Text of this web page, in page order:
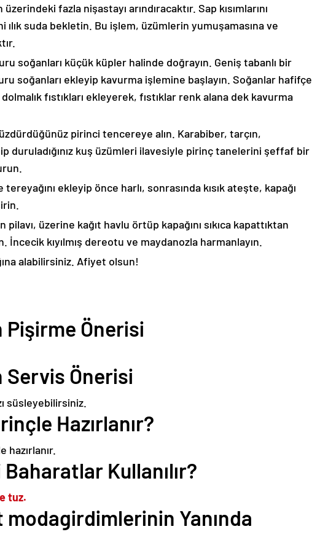
fazla nişastayı arındıracaktır. Sap kısımlarını
ılık suda bekletin. Bu işlem, üzümlerin yumuşamasına ve
soğanları küçük küpler halinde doğrayın. Geniş tabanlı bir
soğanları ekleyip kavurma işlemine başlayın. Soğanlar hafifçe
fıstıkları ekleyerek, fıstıklar renk alana dek kavurma
pirinci tencereye alın. Karabiber, tarçın,
duruladığınız kuş üzümleri ilavesiyle pirinç tanelerini şeffaf bir
ekleyip önce harlı, sonrasında kısık ateşte, kapağı
üzerine kağıt havlu örtüp kapağını sıkıca kapattıktan
İncecik kıyılmış dereotu ve maydanozla harmanlayın.
alabilirsiniz. Afiyet olsun!
Önerisi
Önerisi
süsleyebilirsiniz.
Hazırlanır?
hazırlanır.
Kullanılır?
tuz.
modagirdimlerinin Yanında